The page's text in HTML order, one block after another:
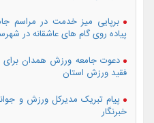
برپایی میز خدمت در مراسم
پیاده روی گام های عاشقانه در
دعوت جامعه ورزش همدان
فقید ورزش استان
پیام تبریک مدیرکل ورزش و
خبرنگار